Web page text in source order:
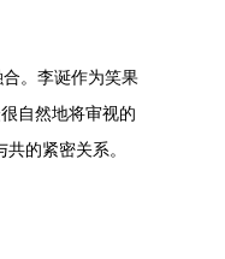
。李诞作为笑果
自然地将审视的
的紧密关系。